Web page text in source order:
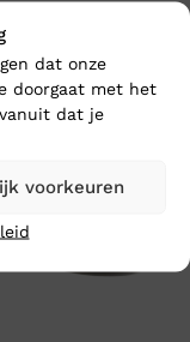
dat onze
doorgaat met het
dat je
voorkeuren